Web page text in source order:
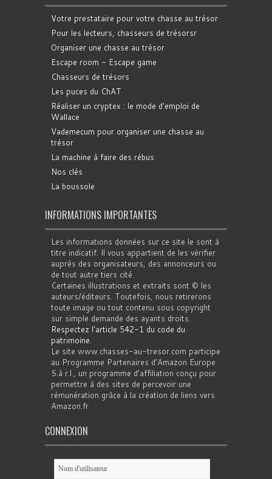
Votre prestataire pour votre chasse au trésor
Pour les lecteurs, chasseurs de trésorsr
Organiser une chasse au trésor
Escape room - Escape game
Chasseurs de trésors
Les puces du ChAT
Réaliser un cryptex : le mode d'emploi de
Wallace
Vademecum pour organiser une chasse au
trésor
La machine à faire des rébus
Nos clés
La boussole
INFORMATIONS IMPORTANTES
Les informations données sur ce site le sont à
titre indicatif. Il vous appartient de les vérifier
auprès des organisateurs, des annonceurs ou
de tout autre tiers cité.
Certaines illustrations et extraits sont © les
auteurs/éditeurs. Toutefois, nous retirerons
toute image ou tout contenu sous copyright
sur simple demande des ayants droits.
Respectez l'article 542-1 du code du
patrimoine.
Le site www.chasses-au-tresor.com participe
au Programme Partenaires d’Amazon Europe
S.à r.l., un programme d’affiliation conçu pour
permettre à des sites de percevoir une
rémunération grâce à la création de liens vers
Amazon.fr
CONNEXION